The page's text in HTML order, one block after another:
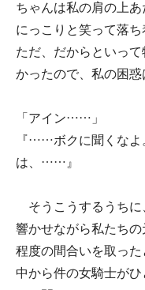
ちゃんは私の肩の上あ
にっこりと笑って落ち
ただ、だからといっ
かったので、私の困惑
「アイン……」
『……ボクに聞くなよ
は、……』
そうこうするうちに
響かせながら私たち
程度の間合いを取っ
中から件の女騎士が